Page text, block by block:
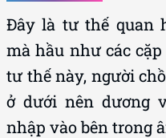
Đây là tư thế quan
mà hầu như các
tư thế này, người
ở dưới nên dương
nhập vào bên trong